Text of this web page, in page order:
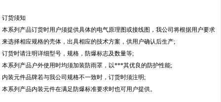
订货须知
本系列产品订货时用户须提供具体的电气原理图或接线图，我公司将根据用户要求
来选择相应规格的壳体，出具相应的技术方案，供用户确认后生产;
订货时请注明详细型号，规格，防爆标志及数量等;
本系列产品户外使用时均须加装防雨罩，以***其优良的防护性能;
内装元件品牌若与我公司规格不一致时，订货时须注明;
本系列产品内装元件在满足防爆标准要求时也可用户提供。